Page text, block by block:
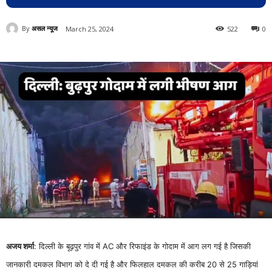
By असल न्यूज March 25, 2024 0
522
अजय शर्मा: दिल्ली के बूढ़पुर गांव में AC और रिफाइंड के गोदाम में आग लग गई है जिसकी
जानकारी दमकल विभाग को दे दी गई है और फिलहाल दमकल की करीब 20 से 25 गाड़ियां